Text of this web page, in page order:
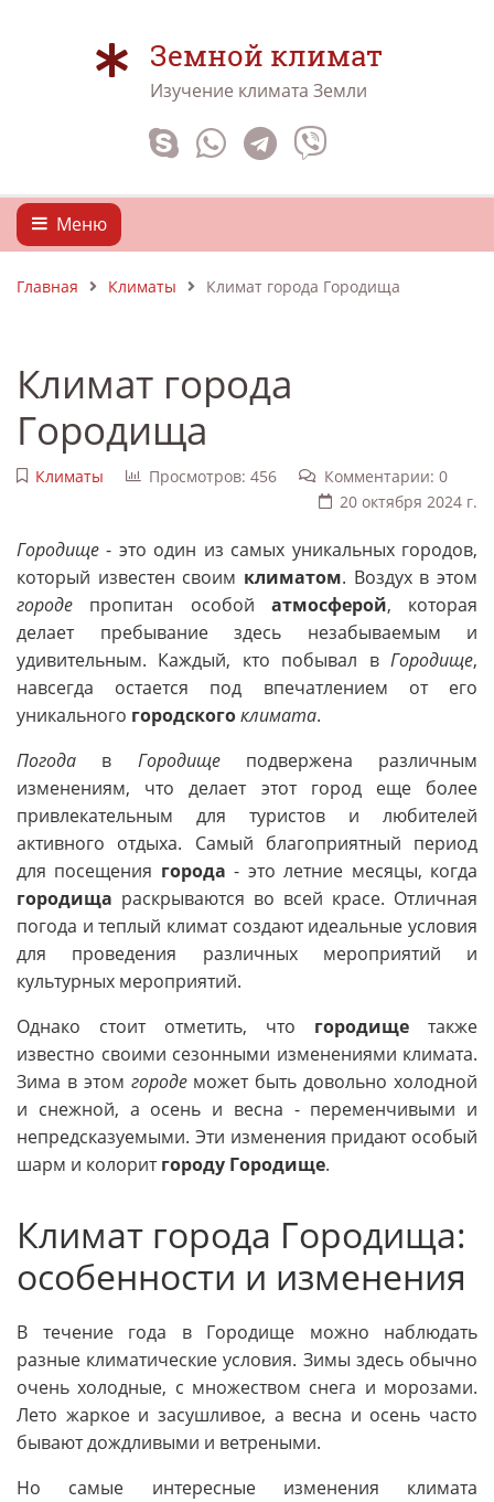
Земной климат
Изучение климата Земли
Меню
Главная Климаты Климат города Городища
Климат города
Городища
Климаты Просмотров: 456
Комментарии: 0
20 октября 2024 г.
Городище - это один из самых уникальных городов,
который известен своим климатом. Воздух в этом
городе пропитан особой атмосферой, которая
делает пребывание здесь незабываемым и
удивительным. Каждый, кто побывал в Городище,
навсегда остается под впечатлением от его
уникального городскогоклимата.
Погода в Городищеподвержена различным
изменениям, что делает этот город еще более
привлекательным для туристов и любителей
активного отдыха. Самый благоприятный период
для посещения города- это летние месяцы, когда
городища раскрываются во всей красе. Отличная
погода и теплый климат создают идеальные условия
для проведения различных мероприятий и
культурных мероприятий.
Однако стоит отметить, что городище также
известно своими сезонными изменениями климата.
Зима в этом городеможет быть довольно холодной
и снежной, а осень и весна - переменчивыми и
непредсказуемыми. Эти изменения придают особый
шарм и колоритгороду Городище.
Климат города Городища:
особенности и изменения
В течение года в Городище можно наблюдать
разные климатические условия. Зимы здесь обычно
очень холодные, с множеством снега и морозами.
Лето жаркое и засушливое, а весна и осень часто
бывают дождливыми и ветреными.
Но самые интересные изменения климата